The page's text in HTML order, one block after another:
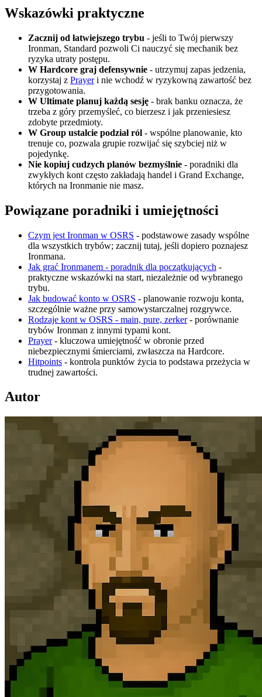
Wskazówki praktyczne
Zacznij od łatwiejszego trybu - jeśli to Twój pierwszy
Ironman, Standard pozwoli Ci nauczyć się mechanik bez
ryzyka utraty postępu.
W Hardcore graj defensywnie - utrzymuj zapas jedzenia,
korzystaj z Prayeri nie wchodź w ryzykowną zawartość bez
przygotowania.
W Ultimate planuj każdą sesję - brak banku oznacza, że
trzeba z góry przemyśleć, co bierzesz i jak przeniesiesz
zdobyte przedmioty.
W Group ustalcie podział ról - wspólne planowanie, kto
trenuje co, pozwala grupie rozwijać się szybciej niż w
pojedynkę.
Nie kopiuj cudzych planów bezmyślnie - poradniki dla
zwykłych kont często zakładają handel i Grand Exchange,
których na Ironmanie nie masz.
Powiązane poradniki i umiejętności
Czym jest Ironman w OSRS - podstawowe zasady wspólne
dla wszystkich trybów; zacznij tutaj, jeśli dopiero poznajesz
Ironmana.
Jak grać Ironmanem - poradnik dla początkujących -
praktyczne wskazówki na start, niezależnie od wybranego
trybu.
Jak budować konto w OSRS - planowanie rozwoju konta,
szczególnie ważne przy samowystarczalnej rozgrywce.
Rodzaje kont w OSRS - main, pure, zerker- porównanie
trybów Ironman z innymi typami kont.
Prayer- kluczowa umiejętność w obronie przed
niebezpiecznymi śmierciami, zwłaszcza na Hardcore.
Hitpoints - kontrola punktów życia to podstawa przeżycia w
trudnej zawartości.
Autor